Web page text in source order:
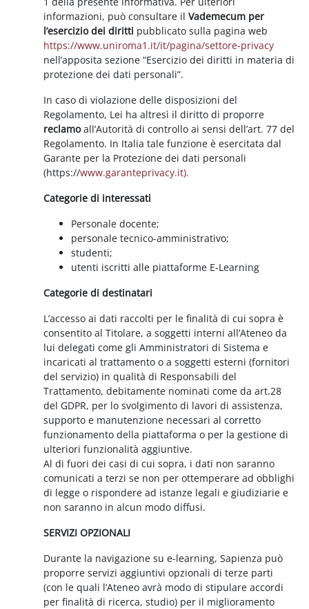
informazioni, può consultare ilVademecum per
l’esercizio dei diritti pubblicato sulla pagina web
https://www.uniroma1.it/it/pagina/settore-privacy
nell’apposita sezione “Esercizio dei diritti in materia di
protezione dei dati personali”.
In caso di violazione delle disposizioni del
Regolamento, Lei ha altresì il diritto di proporre
reclamoall’Autorità di controllo ai sensi dell’art. 77 del
Regolamento. In Italia tale funzione è esercitata dal
Garante per la Protezione dei dati personali
(https://www.garanteprivacy.it).
Categorie di interessati
Personale docente;
personale tecnico-amministrativo;
studenti;
utenti iscritti alle piattaforme E-Learning
Categorie di destinatari
L’accesso ai dati raccolti per le finalità di cui sopra è
consentito al Titolare, a soggetti interni all’Ateneo da
lui delegati come gli Amministratori di Sistema e
incaricati al trattamento o a soggetti esterni (fornitori
del servizio) in qualità di Responsabili del
Trattamento, debitamente nominati come da art.28
del GDPR, per lo svolgimento di lavori di assistenza,
supporto e manutenzione necessari al corretto
funzionamento della piattaforma o per la gestione di
ulteriori funzionalità aggiuntive.
Al di fuori dei casi di cui sopra, i dati non saranno
comunicati a terzi se non per ottemperare ad obblighi
di legge o rispondere ad istanze legali e giudiziarie e
non saranno in alcun modo diffusi.
SERVIZI OPZIONALI
Durante la navigazione su e-learning, Sapienza può
proporre servizi aggiuntivi opzionali di terze parti
(con le quali l’Ateneo avrà modo di stipulare accordi
per finalità di ricerca, studio) per il miglioramento